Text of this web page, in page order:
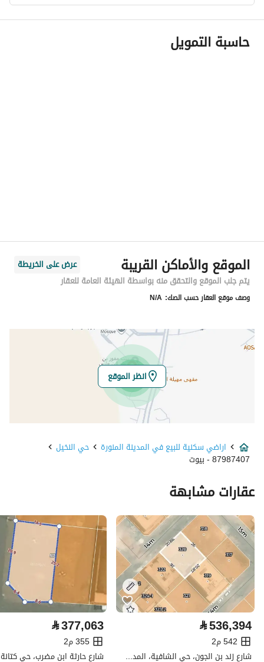
معلومات مسؤول الإعلان
اسم المسؤول
رقم المبنى
9348
الرقم الاضافي
خط العرض
24.531689102173114
39.56077802682367
للبيع
استخدام العقار
-
السعر
المساحة
580
عدد الغرف
-
خدمات العقار
كهرباء
حاسبة التمويل
الموقع والأماكن القريبة
عرض على الخريطة
يتم جلب الموقع والتحقق منه بواسطة الهيئة العامة للعقار
وصف موقع العقار حسب الصك: N/A
انظر الموقع
اراضي سكنية للبيع في المدينة المنورة حي النخيل
87987407 - بيوت
عقارات مشابهة
⃁536,394
542 م2
شارع زند بن الجون، حي الشافية، المدينة المنورة
⃁377,063
355 م2